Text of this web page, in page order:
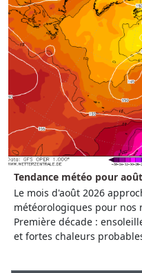
Tendance météo pour
Le mois d'août 2026
météorologiques pour nos
Première décade :
et fortes chaleurs